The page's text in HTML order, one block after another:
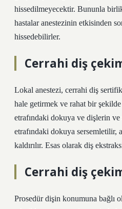
hissedilmeyecektir. Bununla
hastalar anestezinin etkisinden
hissedebilirler.
Cerrahi diş
Lokal anestezi, cerrahi diş
hale getirmek ve rahat bir
etrafındaki dokuya ve dişlerin
etrafındaki dokuya sersemletilir,
kaldırılır. Esas olarak diş
Cerrahi diş
Prosedür dişin konumuna bağlı